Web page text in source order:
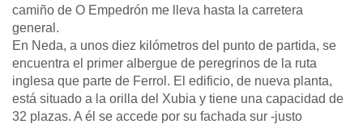
camiño de O Empedrón me lleva hasta la carretera
general.
En Neda, a unos diez kilómetros del punto de partida, se
encuentra el primer albergue de peregrinos de la ruta
inglesa que parte de Ferrol. El edificio, de nueva planta,
está situado a la orilla del Xubia y tiene una capacidad de
32 plazas. A él se accede por su fachada sur -justo